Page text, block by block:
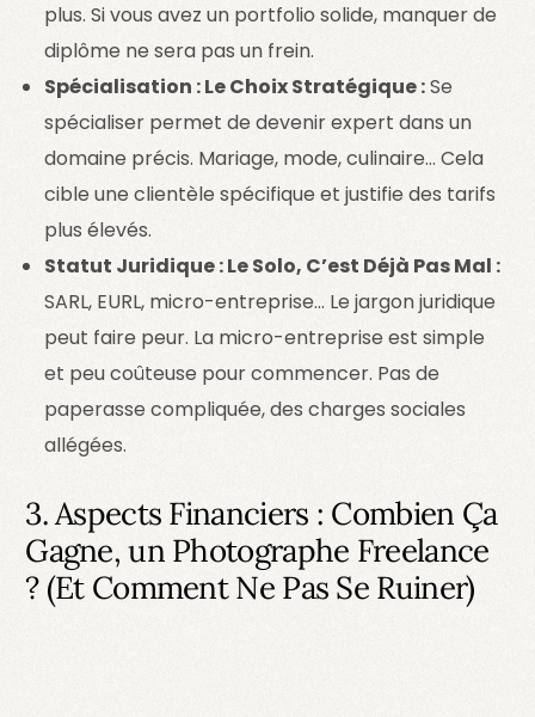
plus. Si vous avez un portfolio solide, manquer de
diplôme ne sera pas un frein.
Spécialisation : Le Choix Stratégique :Se
spécialiser permet de devenir expert dans un
domaine précis. Mariage, mode, culinaire… Cela
cible une clientèle spécifique et justifie des tarifs
plus élevés.
Statut Juridique : Le Solo, C’est Déjà Pas Mal :
SARL, EURL, micro-entreprise… Le jargon juridique
peut faire peur. La micro-entreprise est simple
et peu coûteuse pour commencer. Pas de
paperasse compliquée, des charges sociales
allégées.
3. Aspects Financiers : Combien Ça
Gagne, un Photographe Freelance
? (Et Comment Ne Pas Se Ruiner)